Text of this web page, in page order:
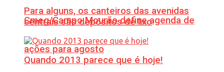
Cmeg/Campo Mourão define agenda de
ações para agosto
Para alguns, os canteiros das avenidas
centrais são depósitos de lixo
Quando 2013 parece que é hoje!